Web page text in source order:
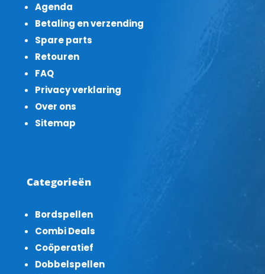
Agenda
Betaling en verzending
Spare parts
Retouren
FAQ
Privacy verklaring
Over ons
Sitemap
Categorieën
Bordspellen
Combi Deals
Coöperatief
Dobbelspellen